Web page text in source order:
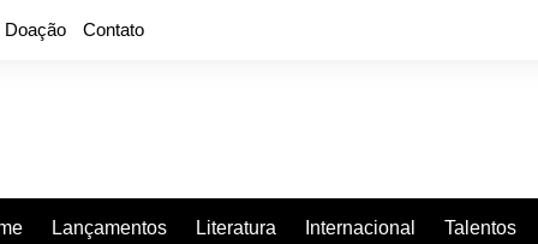
Doação Contato
Lançamentos Literatura Internacional Talentos